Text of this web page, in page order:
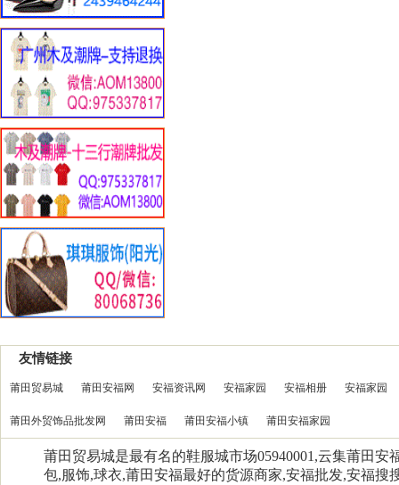
友情链接
莆田贸易城 莆田安福网 安福资讯网 安福家园 安福相册 安福家园
莆田外贸饰品批发网 莆田安福 莆田安福小镇 莆田安福家园
莆田贸易城是最有名的鞋服城市场05940001,云集莆田
包,服饰,球衣,莆田安福最好的货源商家,安福批发,安福